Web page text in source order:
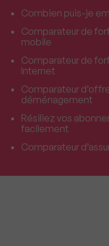
Combien puis-je
Comparateur de
mobile
Comparateur de
Internet
Comparateur
déménagement
Résiliez vos
facilement
Comparateur